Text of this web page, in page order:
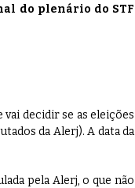
do plenário do STF
decidir se as eleições
da Alerj). A data da
pela Alerj, o que não